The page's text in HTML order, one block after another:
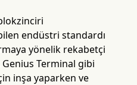
endüstri standardı
yönelik rekabetçi
Terminal gibi
inşa yaparken ve